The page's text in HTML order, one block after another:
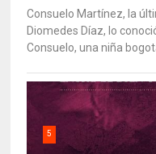
Consuelo Martínez, la
Diomedes Díaz, lo
Consuelo, una niña
5